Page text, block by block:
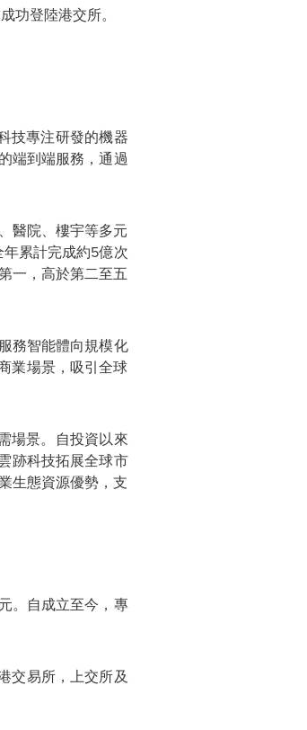
功登陸港交所。
技專注研發的機器
端到端服務，通過
醫院、樓宇等多元
累計完成約5億次
一，高於第二至五
務智能體向規模化
業場景，吸引全球
場景。自投資以來
跡科技拓展全球市
生態資源優勢，支
。自成立至今，專
交易所，上交所及